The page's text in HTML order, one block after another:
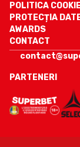
POLITICA
PROTECȚIA
AWARDS
CONTACT
PARTENERI